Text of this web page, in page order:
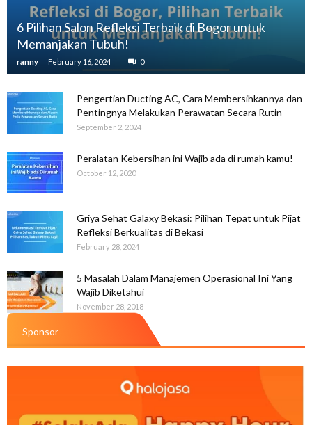
6 Pilihan Salon Refleksi Terbaik di Bogor untuk
Memanjakan Tubuh!
ranny - February 16, 2024 0
Pengertian Ducting AC, Cara Membersihkannya dan
Pentingnya Melakukan Perawatan Secara Rutin
September 2, 2024
Peralatan Kebersihan ini Wajib ada di rumah kamu!
October 12, 2020
Griya Sehat Galaxy Bekasi: Pilihan Tepat untuk Pijat
Refleksi Berkualitas di Bekasi
February 28, 2024
5 Masalah Dalam Manajemen Operasional Ini Yang
Wajib Diketahui
November 28, 2018
Sponsor